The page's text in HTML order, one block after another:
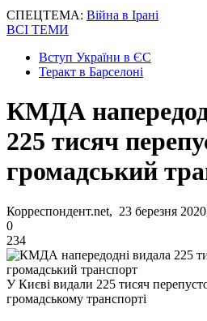
СПЕЦТЕМА: Війна в Ірані
ВСІ ТЕМИ
Вступ України в ЄС
Теракт в Барселоні
КМДА
225 тисяч
громадський
Корреспондент.net, 23 березня
0
234
У Києві видали 225 тисяч
громадському транспорті